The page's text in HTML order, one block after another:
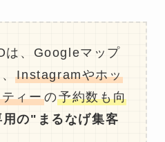
は、Googleマップ
Instagramやホッ
ィーの予約数も向
用の"まるなげ集客